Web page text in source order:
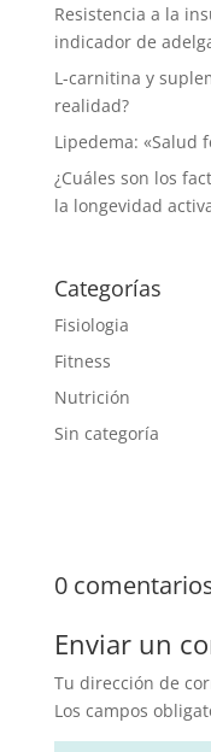
Resistencia a la
indicador de
L-carnitina y
realidad?
Lipedema: «Salud
¿Cuáles son los
la longevidad
Categorías
Fisiologia
Fitness
Nutrición
Sin categoría
0
Enviar un
Tu dirección de
Los campos